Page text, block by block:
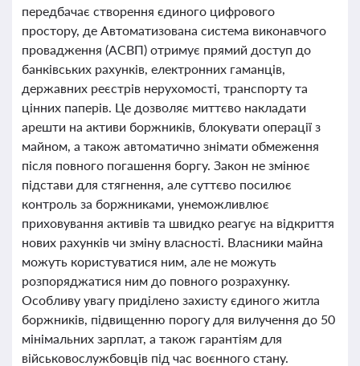
передбачає створення єдиного цифрового
простору, де Автоматизована система виконавчого
провадження (АСВП) отримує прямий доступ до
банківських рахунків, електронних гаманців,
державних реєстрів нерухомості, транспорту та
цінних паперів. Це дозволяє миттєво накладати
арешти на активи боржників, блокувати операції з
майном, а також автоматично знімати обмеження
після повного погашення боргу. Закон не змінює
підстави для стягнення, але суттєво посилює
контроль за боржниками, унеможливлює
приховування активів та швидко реагує на відкриття
нових рахунків чи зміну власності. Власники майна
можуть користуватися ним, але не можуть
розпоряджатися ним до повного розрахунку.
Особливу увагу приділено захисту єдиного житла
боржників, підвищенню порогу для вилучення до 50
мінімальних зарплат, а також гарантіям для
військовослужбовців під час воєнного стану.